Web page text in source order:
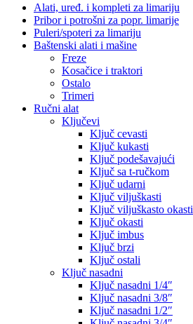
Alati, uređ. i kompleti za limariju
Pribor i potrošni za popr. limarije
Puleri/spoteri za limariju
Baštenski alati i mašine
Freze
Kosačice i traktori
Ostalo
Trimeri
Ručni alat
Ključevi
Ključ cevasti
Ključ kukasti
Ključ podešavajući
Ključ sa t-ručkom
Ključ udarni
Ključ viljuškasti
Ključ viljuškasto okasti
Ključ okasti
Ključ imbus
Ključ brzi
Ključ ostali
Ključ nasadni
Ključ nasadni 1/4″
Ključ nasadni 3/8″
Ključ nasadni 1/2″